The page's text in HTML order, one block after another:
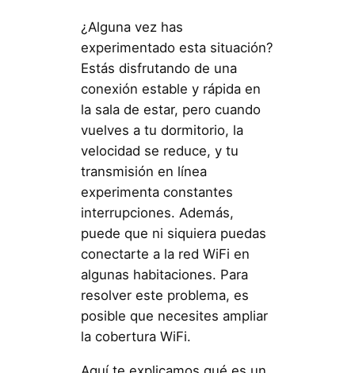
¿Alguna vez has
experimentado esta situación?
Estás disfrutando de una
conexión estable y rápida en
la sala de estar, pero cuando
vuelves a tu dormitorio, la
velocidad se reduce, y tu
transmisión en línea
experimenta constantes
interrupciones. Además,
puede que ni siquiera puedas
conectarte a la red WiFi en
algunas habitaciones. Para
resolver este problema, es
posible que necesites ampliar
la cobertura WiFi.